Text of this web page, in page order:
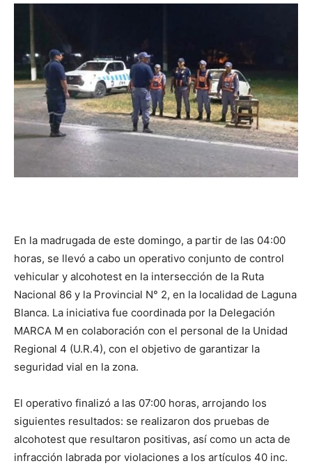
::
La
lo
se
En la madrugada de este domingo, a partir de las 04:00
horas, se llevó a cabo un operativo conjunto de control
vehicular y alcohotest en la intersección de la Ruta
Nacional 86 y la Provincial N° 2, en la localidad de Laguna
Blanca. La iniciativa fue coordinada por la Delegación
MARCA M en colaboración con el personal de la Unidad
Regional 4 (U.R.4), con el objetivo de garantizar la
seguridad vial en la zona.
El operativo finalizó a las 07:00 horas, arrojando los
siguientes resultados: se realizaron dos pruebas de
alcohotest que resultaron positivas, así como un acta de
infracción labrada por violaciones a los artículos 40 inc.